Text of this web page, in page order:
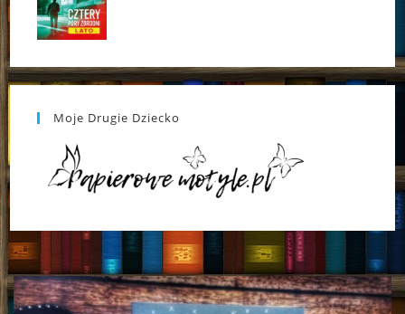
Moje Drugie Dziecko